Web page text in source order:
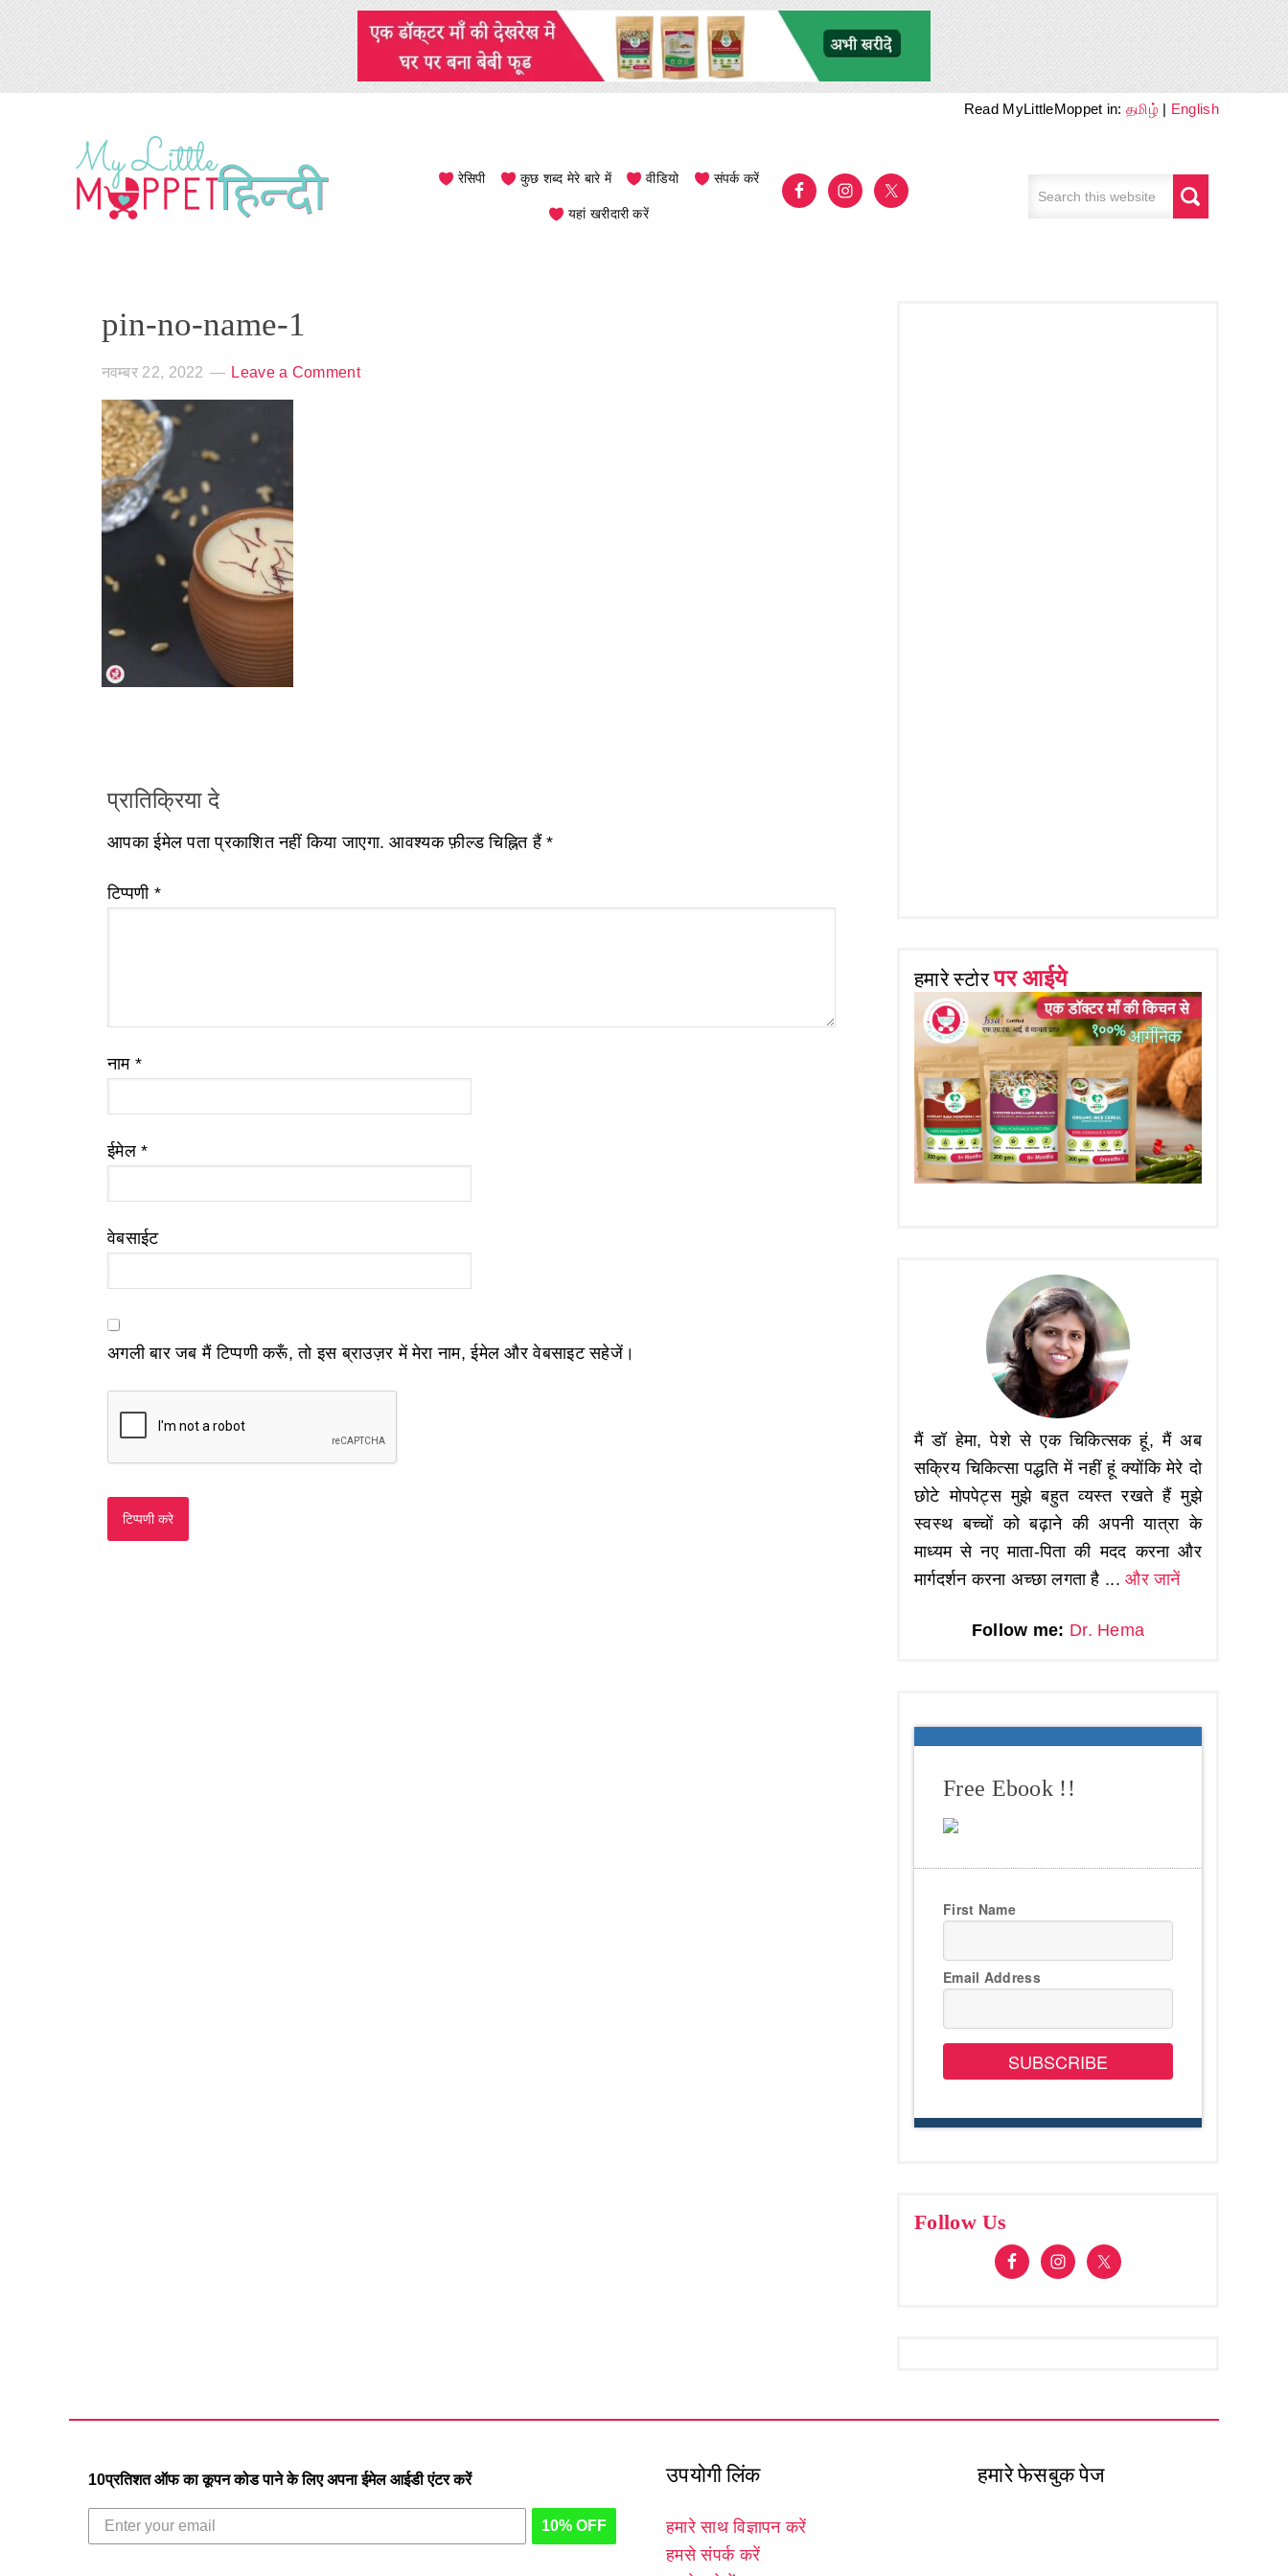
Read MyLittleMoppet in:தமிழ் | English
रेसिपी कुछ शब्द मेरे बारे में वीडियो संपर्क करें
यहां खरीदारी करें
pin-no-name-1
नवम्बर 22, 2022 Leave a Comment
प्रातिक्रिया दे
आपका ईमेल पता प्रकाशित नहीं किया जाएगा. आवश्यक फ़ील्ड चिह्नित हैं*
टिप्पणी *
नाम *
ईमेल*
वेबसाईट
अगली बार जब मैं टिप्पणी करूँ, तो इस ब्राउज़र में मेरा नाम, ईमेल और वेबसाइट सहेजें।
हमारे स्टोरपर आईये
मैं डॉ हेमा, पेशे से एक चिकित्सक हूं, मैं अब
सक्रिय चिकित्सा पद्धति में नहीं हूं क्योंकि मेरे दो
छोटे मोपपेट्स मुझे बहुत व्यस्त रखते हैं मुझे
स्वस्थ बच्चों को बढ़ाने की अपनी यात्रा के
माध्यम से नए माता-पिता की मदद करना और
मार्गदर्शन करना अच्छा लगता है ...और जानें
Follow me: Dr. Hema
Free Ebook !!
First Name
Email Address
SUBSCRIBE
Follow Us
10प्रतिशत ऑफ का कूपन कोड पाने के लिए अपना ईमेल आईडी एंटर करें
10% OFF
उपयोगी लिंक
हमारे साथ विज्ञापन करें
हमसे संपर्क करें
हमारे फेसबुक पेज